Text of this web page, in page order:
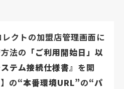
クトの加盟店管理画面に
法の 「ご利用開始日」以
テム接続仕様書』を開
の“本番環境URL”の“パ